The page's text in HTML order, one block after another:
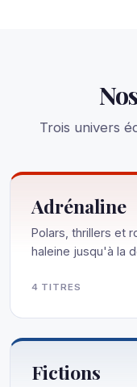
Trois univers
Adrénaline
Polars, thrillers et
haleine jusqu'à la
4 TITRES
Fictions